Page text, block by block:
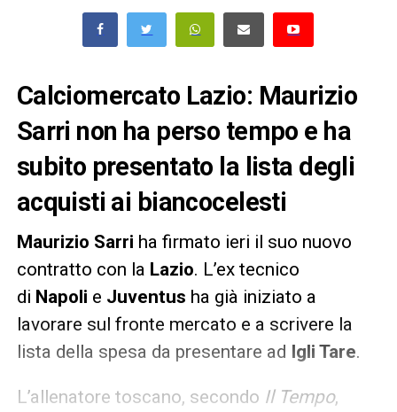
Calciomercato Lazio: Maurizio
Sarri non ha perso tempo e ha
subito presentato la lista degli
acquisti ai biancocelesti
Maurizio Sarri ha firmato ieri il suo nuovo
contratto con la Lazio. L’ex tecnico
di Napoli e Juventus ha già iniziato a
lavorare sul fronte mercato e a scrivere la
lista della spesa da presentare ad Igli Tare.
L’allenatore toscano, secondo Il Tempo,